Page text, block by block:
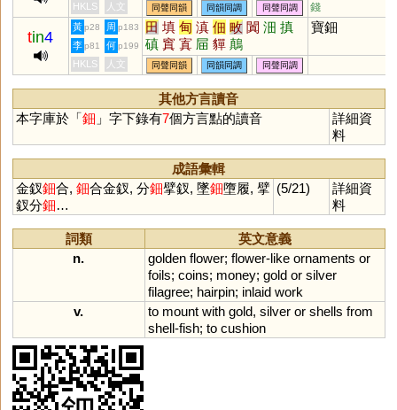
HKLS 人文 同聲同韻 同韻同調 同聲同調 錢
tin4
黃 p28 周 p183 田 填 甸 滇 佃 畋 闐 沺 搷
磌 窴 寘 屇 貚 鷏
寶鈿
李 p81 何 p199
HKLS 人文 同聲同韻 同韻同調 同聲同調
其他方言讀音
本字庫於「鈿 」字下錄有7個方言點的讀音
詳細資
料
成語彙輯
金釵鈿合, 鈿合金釵, 分鈿擘釵, 墜鈿墮履, 擘
釵分鈿…
(5/21)
詳細資
料
詞類
英文意義
n.
golden flower; flower-like ornaments or
foils; coins; money; gold or silver
filagree; hairpin; inlaid work
v.
to mount with gold, silver or shells from
shell-fish; to cushion